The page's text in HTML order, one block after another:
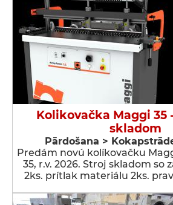
Kolikovačka Maggi 35
skladom
Pārdošana >
Predám novú kolíkovačku
35, r.v. 2026. Stroj skladom so
2ks. prítlak materiálu 2ks.